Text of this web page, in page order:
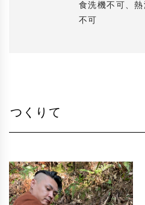
食洗機不可、
不可
つくりて